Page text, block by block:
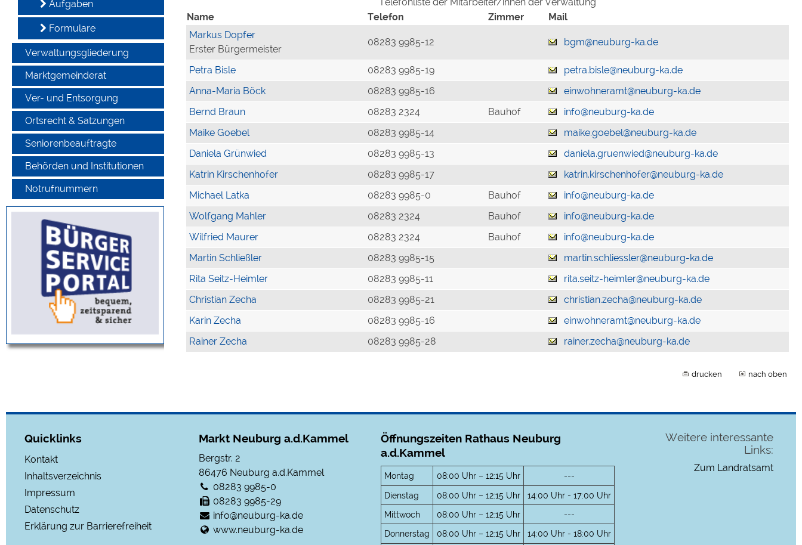
Aufgaben
Formulare
Verwaltungsgliederung
Marktgemeinderat
Ver- und Entsorgung
Ortsrecht & Satzungen
Seniorenbeauftragte
Behörden und Institutionen
Notrufnummern
Telefonliste der Mitarbeiter/innen der Verwaltung
Name
Telefon Zimmer
Mail
Markus Dopfer
Erster Bürgermeister
08283 9985-12 bgm@neuburg-ka.de
Petra Bisle 08283 9985-19
petra.bisle@neuburg-ka.de
Anna-Maria Böck
08283 9985-16
einwohneramt@neuburg-ka.de
Bernd Braun
08283 2324 Bauhof
info@neuburg-ka.de
Maike Goebel
08283 9985-14
maike.goebel@neuburg-ka.de
Daniela Grünwied
08283 9985-13
daniela.gruenwied@neuburg-ka.de
Katrin Kirschenhofer
08283 9985-17
katrin.kirschenhofer@neuburg-ka.de
Michael Latka
08283 9985-0 Bauhof
info@neuburg-ka.de
Wolfgang Mahler
08283 2324 Bauhof
info@neuburg-ka.de
Wilfried Maurer
08283 2324 Bauhof
info@neuburg-ka.de
Martin Schließler
08283 9985-15
martin.schliessler@neuburg-ka.de
Rita Seitz-Heimler
08283 9985-11
rita.seitz-heimler@neuburg-ka.de
Christian Zecha
08283 9985-21
christian.zecha@neuburg-ka.de
Karin Zecha
08283 9985-16
einwohneramt@neuburg-ka.de
Rainer Zecha
08283 9985-28 rainer.zecha@neuburg-ka.de
drucken nach oben
Quicklinks
Kontakt
Inhaltsverzeichnis
Impressum
Datenschutz
Erklärung zur Barrierefreiheit
Markt Neuburg a.d.Kammel
Bergstr. 2
86476 Neuburg a.d.Kammel
08283 9985-0
08283 9985-29
info@neuburg-ka.de
www.neuburg-ka.de
Öffnungszeiten Rathaus Neuburg
a.d.Kammel
Montag 08:00 Uhr – 12:15 Uhr
---
Dienstag
08:00 Uhr – 12:15 Uhr
14:00 Uhr - 17:00 Uhr
Mittwoch
08:00 Uhr – 12:15 Uhr
---
Donnerstag
08:00 Uhr – 12:15 Uhr 14:00 Uhr - 18:00 Uhr
Weitere interessante
Links:
Zum Landratsamt